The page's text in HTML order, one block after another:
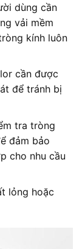
dùng cần
vải mềm
kính luôn
cần được
để tránh bị
tra tròng
đảm bảo
cho nhu cầu
lỏng hoặc